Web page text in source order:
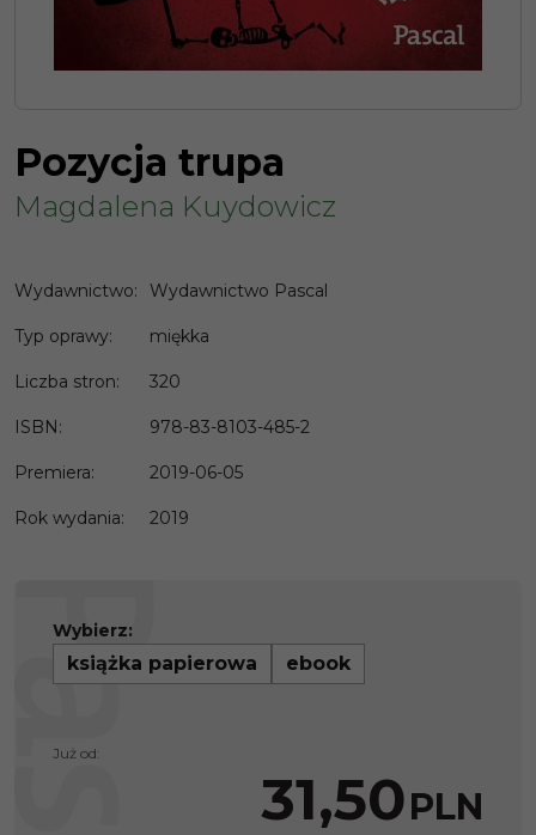
Pozycja trupa
Magdalena Kuydowicz
Wydawnictwo: Wydawnictwo Pascal
Typ oprawy: miękka
Liczba stron: 320
ISBN: 978-83-8103-485-2
Premiera: 2019-06-05
Rok wydania: 2019
Wybierz:
książka papierowa ebook
Już od:
31,50PLN